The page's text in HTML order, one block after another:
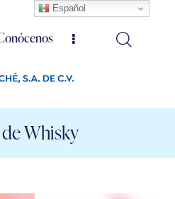
Whisky
Español